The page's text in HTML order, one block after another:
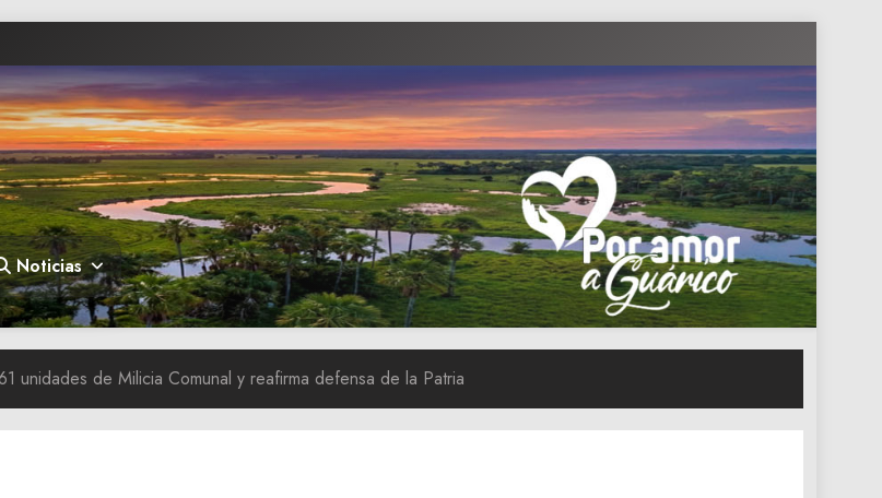
Noticias
unidades de Milicia Comunal y reafirma defensa de la Patria